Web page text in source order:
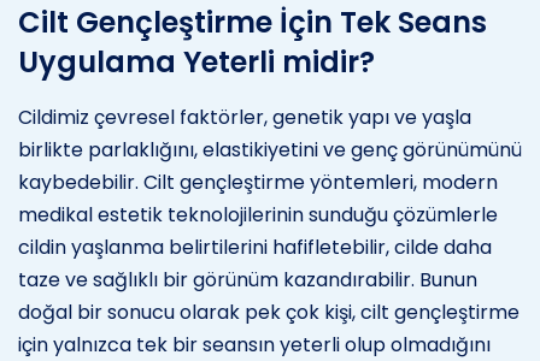
Cilt Gençleştirme İçin Tek Seans
Uygulama Yeterli midir?
Cildimiz çevresel faktörler, genetik yapı ve yaşla
birlikte parlaklığını, elastikiyetini ve genç görünümünü
kaybedebilir. Cilt gençleştirme yöntemleri, modern
medikal estetik teknolojilerinin sunduğu çözümlerle
cildin yaşlanma belirtilerini hafifletebilir, cilde daha
taze ve sağlıklı bir görünüm kazandırabilir. Bunun
doğal bir sonucu olarak pek çok kişi, cilt gençleştirme
için yalnızca tek bir seansın yeterli olup olmadığını